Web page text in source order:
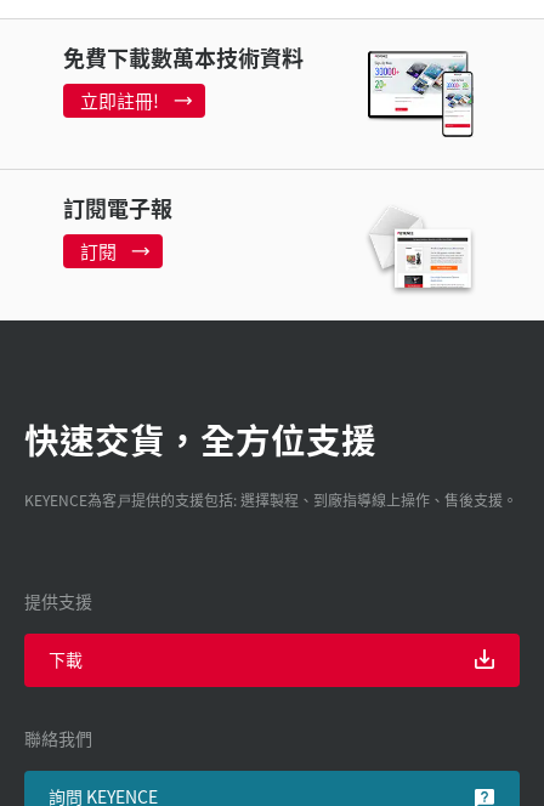
免費下載數萬本技術資料
立即註冊!
訂閱電子報
訂閱
快速交貨，全方位支援
KEYENCE為客戸提供的支援包括: 選擇製程、到廠指導線上操作、售後支援。
提供支援
下載
聯絡我們
詢問 KEYENCE